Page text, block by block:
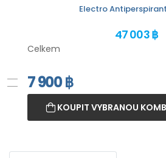
Electro
47 003 ฿
Celkem
7 900฿
KOUPIT VYBRANOU